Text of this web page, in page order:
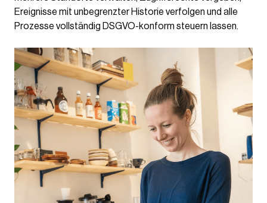
Ereignisse mit unbegrenzter Historie verfolgen und alle
Prozesse vollständig DSGVO-konform steuern lassen.